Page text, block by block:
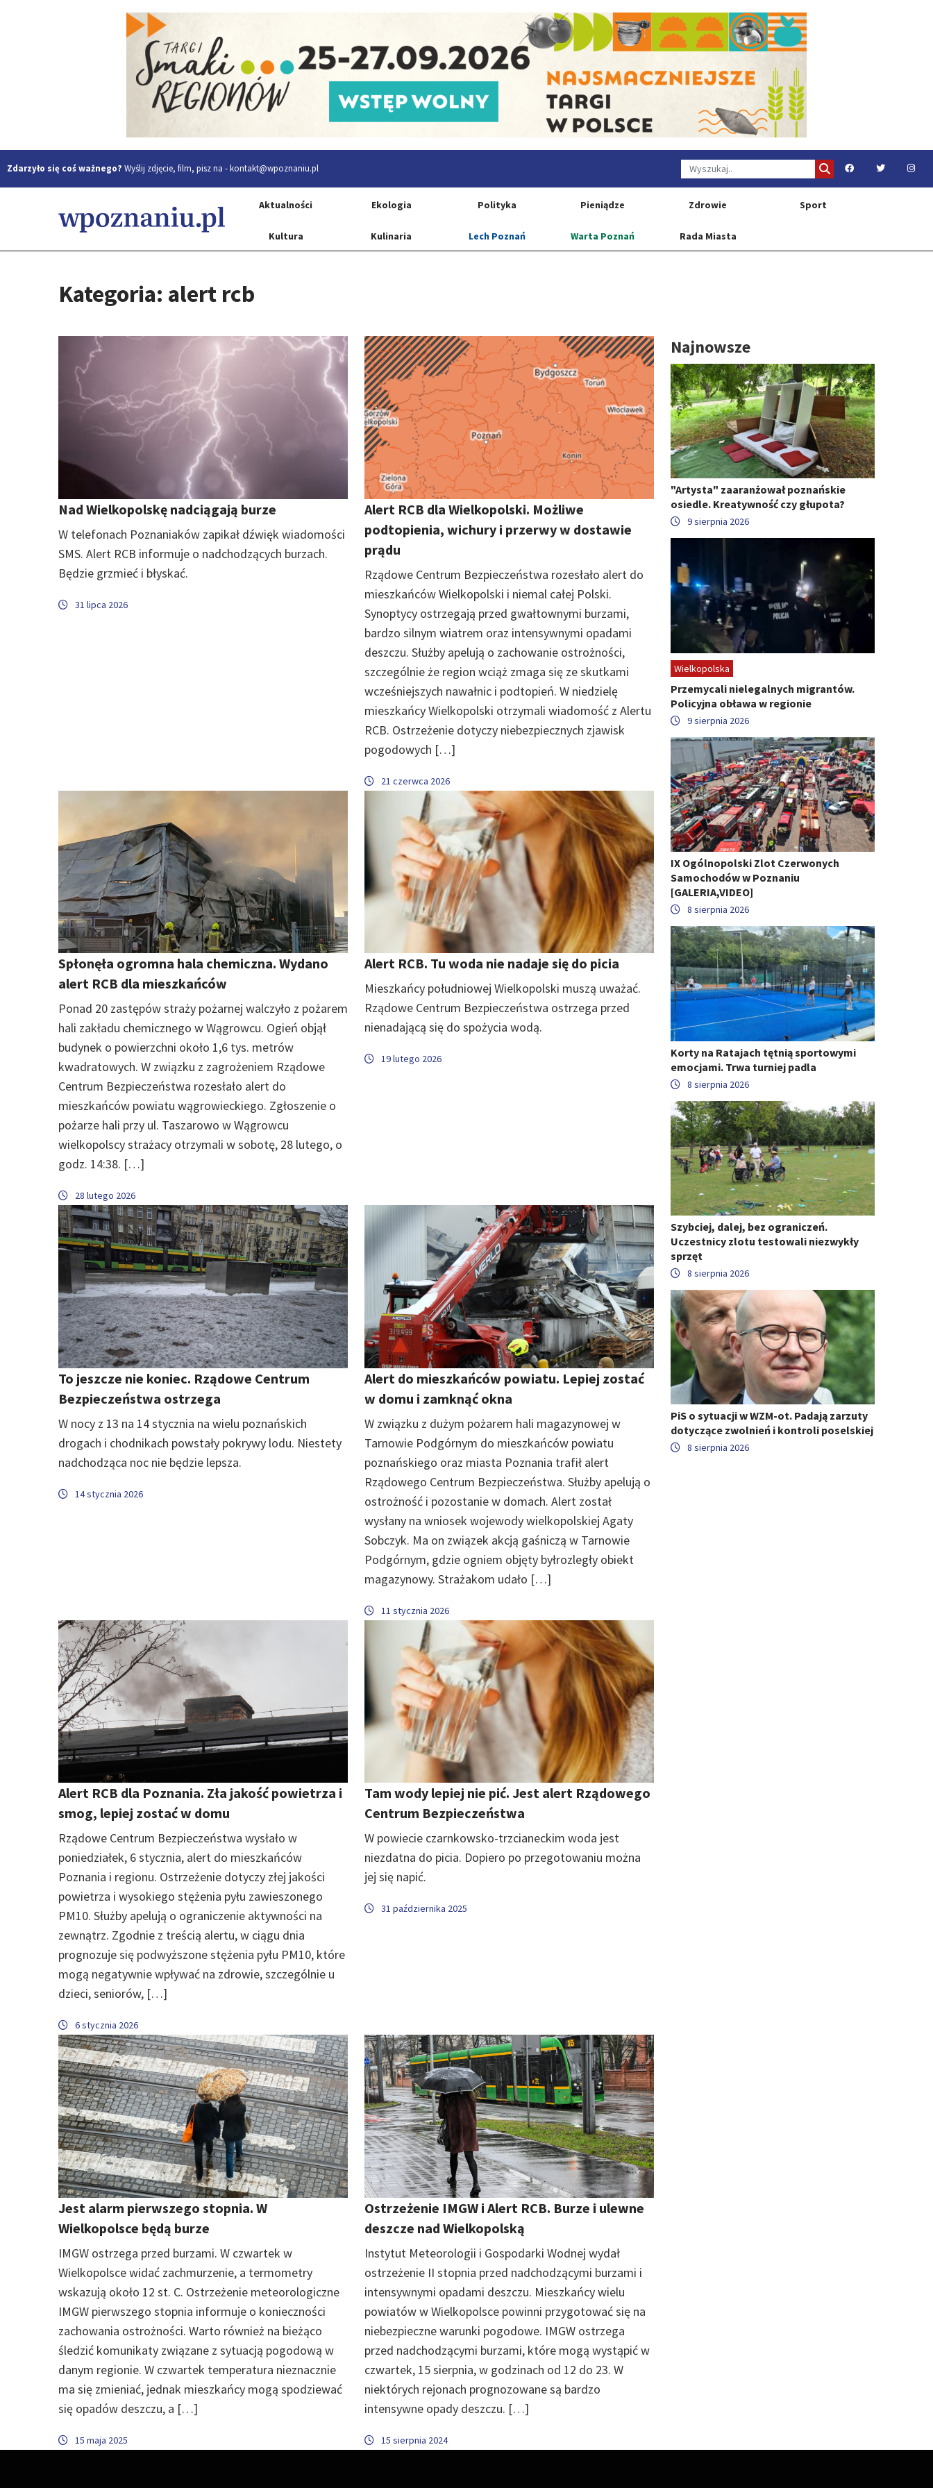
Zdarzyło się coś ważnego? Wyślij zdjęcie, film, pisz na -kontakt@wpoznaniu.pl
Aktualności Ekologia Polityka Pieniądze Zdrowie Sport
Kultura Kulinaria Lech Poznań Warta Poznań Rada Miasta
Kategoria: alert rcb
Nad Wielkopolskę nadciągają burze
W telefonach Poznaniaków zapikał dźwięk wiadomości
SMS. Alert RCB informuje o nadchodzących burzach.
Będzie grzmieć i błyskać.
31 lipca 2026
Alert RCB dla Wielkopolski. Możliwe
podtopienia, wichury i przerwy w dostawie
prądu
Rządowe Centrum Bezpieczeństwa rozesłało alert do
mieszkańców Wielkopolski i niemal całej Polski.
Synoptycy ostrzegają przed gwałtownymi burzami,
bardzo silnym wiatrem oraz intensywnymi opadami
deszczu. Służby apelują o zachowanie ostrożności,
szczególnie że region wciąż zmaga się ze skutkami
wcześniejszych nawałnic i podtopień. W niedzielę
mieszkańcy Wielkopolski otrzymali wiadomość z Alertu
RCB. Ostrzeżenie dotyczy niebezpiecznych zjawisk
pogodowych […]
21 czerwca 2026
Spłonęła ogromna hala chemiczna. Wydano
alert RCB dla mieszkańców
Ponad 20 zastępów straży pożarnej walczyło z pożarem
hali zakładu chemicznego w Wągrowcu. Ogień objął
budynek o powierzchni około 1,6 tys. metrów
kwadratowych. W związku z zagrożeniem Rządowe
Centrum Bezpieczeństwa rozesłało alert do
mieszkańców powiatu wągrowieckiego. Zgłoszenie o
pożarze hali przy ul. Taszarowo w Wągrowcu
wielkopolscy strażacy otrzymali w sobotę, 28 lutego, o
godz. 14:38. […]
28 lutego 2026
Alert RCB. Tu woda nie nadaje się do picia
Mieszkańcy południowej Wielkopolski muszą uważać.
Rządowe Centrum Bezpieczeństwa ostrzega przed
nienadającą się do spożycia wodą.
19 lutego 2026
To jeszcze nie koniec. Rządowe Centrum
Bezpieczeństwa ostrzega
W nocy z 13 na 14 stycznia na wielu poznańskich
drogach i chodnikach powstały pokrywy lodu. Niestety
nadchodząca noc nie będzie lepsza.
14 stycznia 2026
Alert do mieszkańców powiatu. Lepiej zostać
w domu i zamknąć okna
W związku z dużym pożarem hali magazynowej w
Tarnowie Podgórnym do mieszkańców powiatu
poznańskiego oraz miasta Poznania trafił alert
Rządowego Centrum Bezpieczeństwa. Służby apelują o
ostrożność i pozostanie w domach. Alert został
wysłany na wniosek wojewody wielkopolskiej Agaty
Sobczyk. Ma on związek akcją gaśniczą w Tarnowie
Podgórnym, gdzie ogniem objęty byłrozległy obiekt
magazynowy. Strażakom udało […]
11 stycznia 2026
Alert RCB dla Poznania. Zła jakość powietrza i
smog, lepiej zostać w domu
Rządowe Centrum Bezpieczeństwa wysłało w
poniedziałek, 6 stycznia, alert do mieszkańców
Poznania i regionu. Ostrzeżenie dotyczy złej jakości
powietrza i wysokiego stężenia pyłu zawieszonego
PM10. Służby apelują o ograniczenie aktywności na
zewnątrz. Zgodnie z treścią alertu, w ciągu dnia
prognozuje się podwyższone stężenia pyłu PM10, które
mogą negatywnie wpływać na zdrowie, szczególnie u
dzieci, seniorów, […]
6 stycznia 2026
Tam wody lepiej nie pić. Jest alert Rządowego
Centrum Bezpieczeństwa
W powiecie czarnkowsko-trzcianeckim woda jest
niezdatna do picia. Dopiero po przegotowaniu można
jej się napić.
31 października 2025
Jest alarm pierwszego stopnia. W
Wielkopolsce będą burze
IMGW ostrzega przed burzami. W czwartek w
Wielkopolsce widać zachmurzenie, a termometry
wskazują około 12 st. C. Ostrzeżenie meteorologiczne
IMGW pierwszego stopnia informuje o konieczności
zachowania ostrożności. Warto również na bieżąco
śledzić komunikaty związane z sytuacją pogodową w
danym regionie. W czwartek temperatura nieznacznie
ma się zmieniać, jednak mieszkańcy mogą spodziewać
się opadów deszczu, a […]
15 maja 2025
Ostrzeżenie IMGW i Alert RCB. Burze i ulewne
deszcze nad Wielkopolską
Instytut Meteorologii i Gospodarki Wodnej wydał
ostrzeżenie II stopnia przed nadchodzącymi burzami i
intensywnymi opadami deszczu. Mieszkańcy wielu
powiatów w Wielkopolsce powinni przygotować się na
niebezpieczne warunki pogodowe. IMGW ostrzega
przed nadchodzącymi burzami, które mogą wystąpić w
czwartek, 15 sierpnia, w godzinach od 12 do 23. W
niektórych rejonach prognozowane są bardzo
intensywne opady deszczu. […]
15 sierpnia 2024
Najnowsze
"Artysta" zaaranżował poznańskie
osiedle. Kreatywność czy głupota?
9 sierpnia 2026
Wielkopolska
Przemycali nielegalnych migrantów.
Policyjna obława w regionie
9 sierpnia 2026
IX Ogólnopolski Zlot Czerwonych
Samochodów w Poznaniu
[GALERIA,VIDEO]
8 sierpnia 2026
Korty na Ratajach tętnią sportowymi
emocjami. Trwa turniej padla
8 sierpnia 2026
Szybciej, dalej, bez ograniczeń.
Uczestnicy zlotu testowali niezwykły
sprzęt
8 sierpnia 2026
PiS o sytuacji w WZM-ot. Padają zarzuty
dotyczące zwolnień i kontroli poselskiej
8 sierpnia 2026